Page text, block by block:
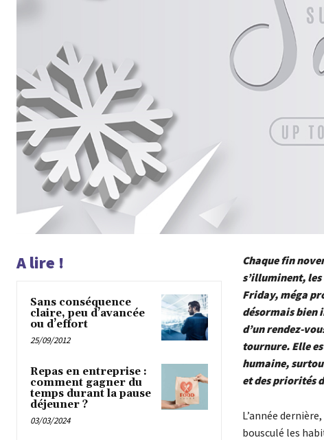
A lire !
Sans conséquence
claire, peu d’avancée
ou d’effort
25/09/2012
Repas en entreprise :
comment gagner du
temps durant la pause
déjeuner ?
03/03/2024
Chaque fin
s’illuminent,
Friday, méga
désormais bien
d’un rendez-
tournure. Elle
humaine,
et des priorités
L’année
bousculé les